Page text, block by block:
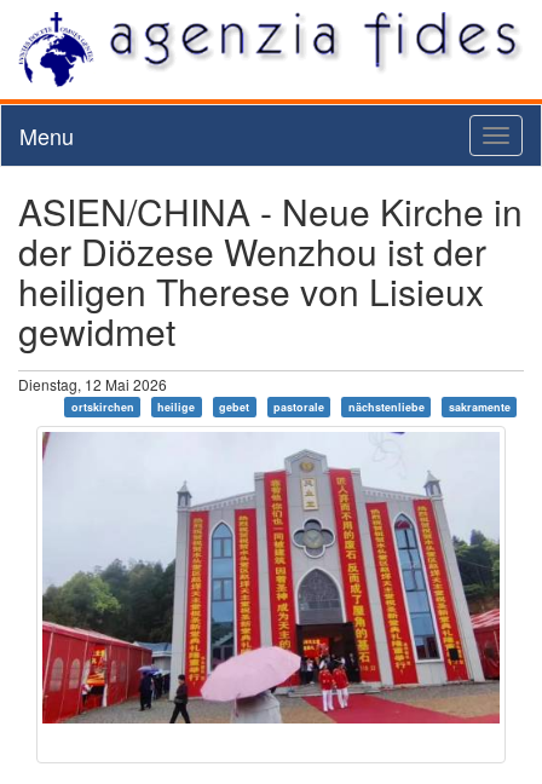
Menu
ASIEN/CHINA - Neue Kirche in
der Diözese Wenzhou ist der
heiligen Therese von Lisieux
gewidmet
Dienstag, 12 Mai 2026
ortskirchen heilige gebet pastorale nächstenliebe sakramente